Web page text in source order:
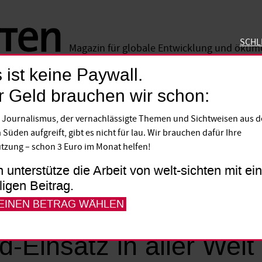
Magazin für globale Entwicklung und
Einsatz in aller Welt
ist keine Paywall.
Geld brauchen wir schon:
Journalismus, der vernachlässigte Themen und Sichtweisen aus
Süden aufgreift, gibt es nicht für lau. Wir brauchen dafür Ihre
– schon 3 Euro im Monat helfen!
unterstütze die Arbeit von welt-sichten mit
Beitrag.
BETRAG WÄHLEN